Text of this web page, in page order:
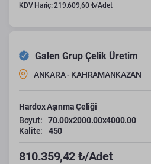
KDV Hariç: 219.609,60 ₺/Adet
Galen Grup Çelik Üretim
ANKARA - KAHRAMANKAZAN
Hardox Aşınma Çeliği
Boyut:
70.00x2000.00x4000.00
Kalite:
450
810.359,42 ₺/Adet